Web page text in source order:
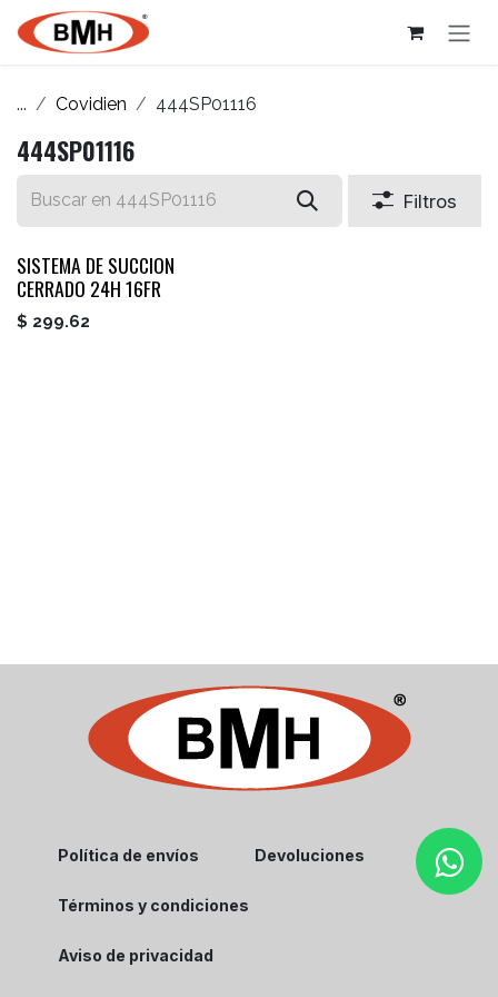
Ir al contenido
... Covidien 444SP01116
444SP01116
Filtros
SISTEMA DE SUCCION
CERRADO 24H 16FR
$ 299.62
Política de envíos Devoluciones
Términos y condiciones
Aviso de privacidad